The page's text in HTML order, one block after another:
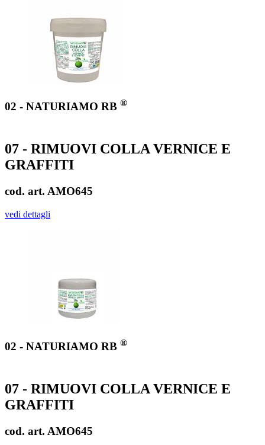
02 - NATURIAMO RB ®
07 - RIMUOVI COLLA VERNICE E
GRAFFITI
cod. art. AMO645
vedi dettagli
02 - NATURIAMO RB ®
07 - RIMUOVI COLLA VERNICE E
GRAFFITI
cod. art. AMO645